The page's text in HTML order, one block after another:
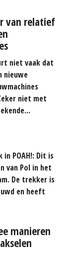
van relatief
niet vaak dat
nieuwe
niet met
in POAH!: Dit is
van Pol in het
De trekker is
en heeft
manieren